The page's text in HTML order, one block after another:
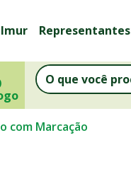
Representantes
com Marcação